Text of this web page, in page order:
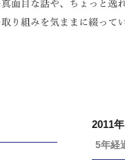
2011
5年経